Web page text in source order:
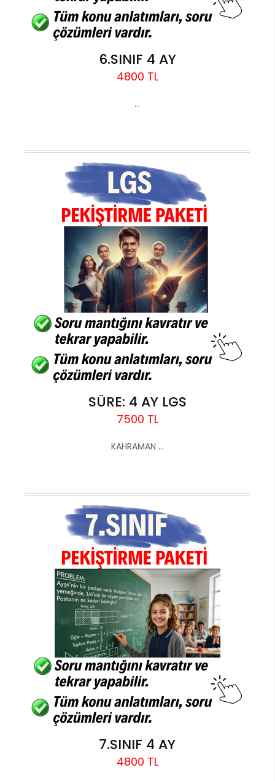
6.SINIF 4 AY
4800 TL
...
SÜRE: 4 AY LGS
7500 TL
KAHRAMAN ...
7.SINIF 4 AY
4800 TL